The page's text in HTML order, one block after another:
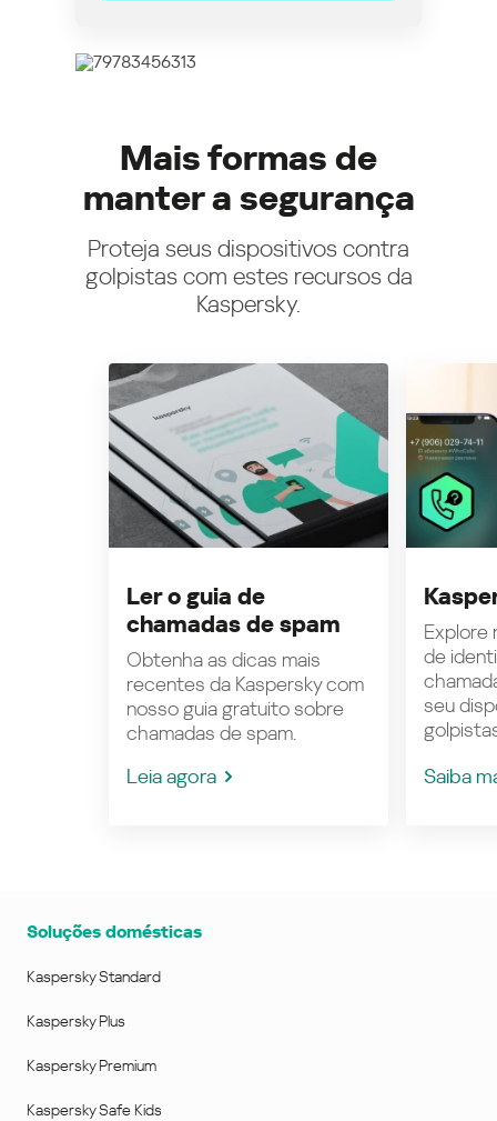
Mais formas de
manter a segurança
Proteja seus dispositivos contra
golpistas com estes recursos da
Kaspersky.
Ler o guia de
chamadas de spam
Obtenha as dicas mais
recentes da Kaspersky com
nosso guia gratuito sobre
chamadas de spam.
Leia agora
Explore
de
seu
Saiba
Soluções domésticas
Kaspersky Standard
Kaspersky Plus
Kaspersky Premium
Kaspersky Safe Kids